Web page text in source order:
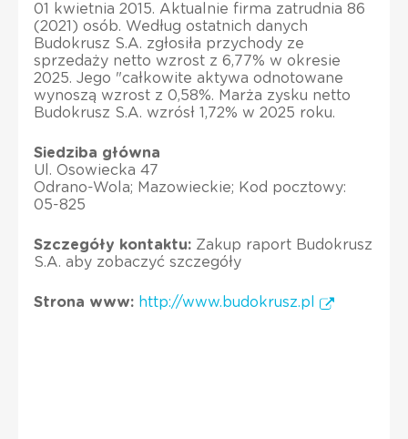
01 kwietnia 2015. Aktualnie firma zatrudnia 86
(2021) osób. Według ostatnich danych
Budokrusz S.A. zgłosiła przychody ze
sprzedaży netto wzrost z 6,77% w okresie
2025. Jego "całkowite aktywa odnotowane
wynoszą wzrost z 0,58%. Marża zysku netto
Budokrusz S.A. wzrósł 1,72% w 2025 roku.
Siedziba główna
Ul. Osowiecka 47
Odrano-Wola; Mazowieckie; Kod pocztowy:
05-825
Szczegóły kontaktu: Zakup raport Budokrusz
S.A. aby zobaczyć szczegóły
Strona www: http://www.budokrusz.pl